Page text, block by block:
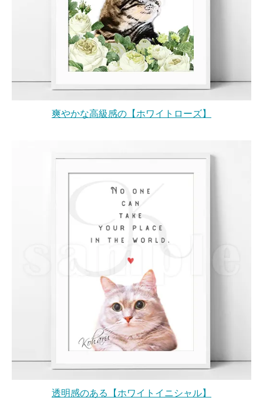
爽やかな高級感の【ホワイトローズ】
透明感のある【ホワイトイニシャル】